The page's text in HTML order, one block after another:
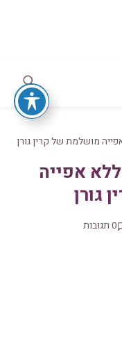
מושלמת של קרין גורן
אפייה
גורן
0 תגובות